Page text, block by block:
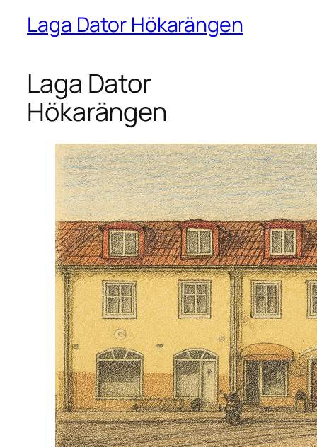
Laga Dator Hökarängen
Laga Dator
Hökarängen